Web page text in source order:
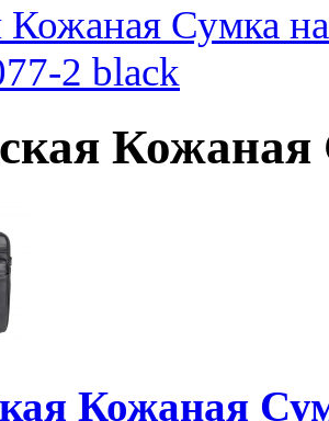
Сумка
2 black
Кожаная
Кожаная